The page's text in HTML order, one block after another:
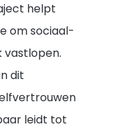
helpt
om sociaal-
vastlopen.
dit
leidt tot